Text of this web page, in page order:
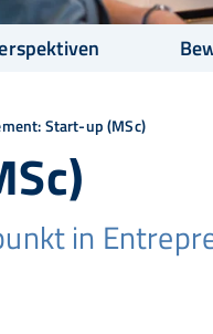
Start-up (MSc)
in